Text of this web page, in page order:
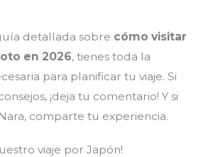
detallada sobre cómo visitar
en 2026, tienes toda la
para planificar tu viaje. Si
¡deja tu comentario! Y si
comparte tu experiencia.
viaje por Japón!